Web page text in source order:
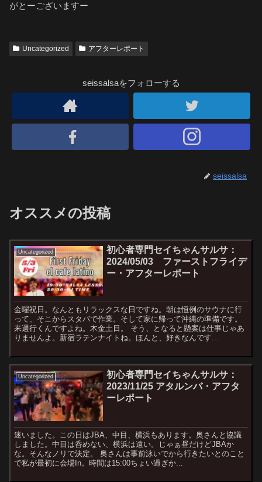
がとーございますー
Uncategorized アフターレポート
seissalsaをフォローする
seissalsa
オススメの投稿
Uncategorized
初心者専門セイちゃんサルサ：
2024/05/03 ファーストフライデ
ー・アフターレポート
金曜祝日。なんともリラックスな日ですね。朝は恒例のサウナに行
って、そこからスタバで作業。そして家に帰って沖縄の準備です。
来週行くんですよね。木金土日。 そう、となると懸案は仕事じゃあ
りませんよ。新宿ラテンナイトね。ほんと、好きなんです...
Uncategorized
初心者専門セイちゃんサルサ：
2023/11/25 アタルンバ・アフタ
ーレポート
迷いました。この日はJBA、中目、横浜もあります。奥さんと協議
しました。中目は呑めない、横浜は遠い。じゃぁ昼だけどJBAか
な。そんなノリで決定。 奥さんは事前泳いでから行きたいとのこと
で私が最初に会場In。時間は15:00ちょい過ぎか...